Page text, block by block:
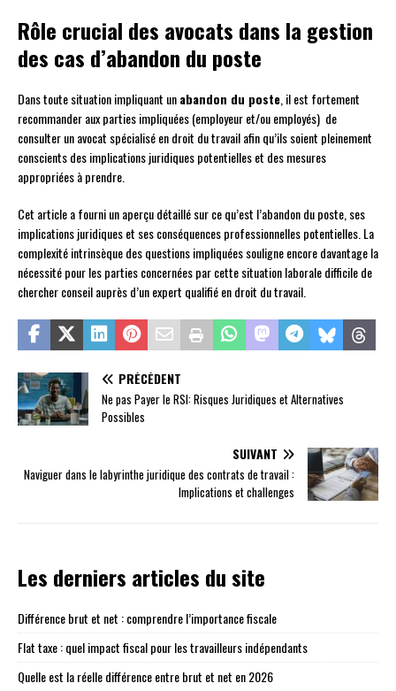
Rôle crucial des avocats dans la gestion
des cas d’abandon du poste
Dans toute situation impliquant unabandon du poste, il est fortement
recommander aux parties impliquées (employeur et/ou employés) de
consulter un avocat spécialisé en droit du travail afin qu’ils soient pleinement
conscients des implications juridiques potentielles et des mesures
appropriées à prendre.
Cet article a fourni un aperçu détaillé sur ce qu’est l’abandon du poste, ses
implications juridiques et ses conséquences professionnelles potentielles. La
complexité intrinsèque des questions impliquées souligne encore davantage la
nécessité pour les parties concernées par cette situation laborale difficile de
chercher conseil auprès d’un expert qualifié en droit du travail.
PRÉCÉDENT
Ne pas Payer le RSI: Risques Juridiques et Alternatives
Possibles
SUIVANT
Naviguer dans le labyrinthe juridique des contrats de travail :
Implications et challenges
Les derniers articles du site
Différence brut et net : comprendre l’importance fiscale
Flat taxe : quel impact fiscal pour les travailleurs indépendants
Quelle est la réelle différence entre brut et net en 2026